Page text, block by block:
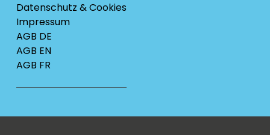
Datenschutz & Cookies
Impressum
AGB DE
AGB EN
AGB FR